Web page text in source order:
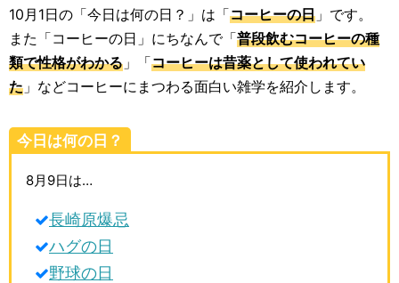
10月1日の「今日は何の日？」は「コーヒーの日 」です。
また「コーヒーの日」にちなんで「普段飲むコーヒーの種
類で性格がわかる 」「コーヒーは昔薬として使われてい
た 」などコーヒーにまつわる面白い雑学を紹介します。
今日は何の日？
8月9日は…
長崎原爆忌
ハグの日
野球の日
ためになる雑学
スポーツ雑学
動物雑学
歴史雑学
生活雑学
サイト情報